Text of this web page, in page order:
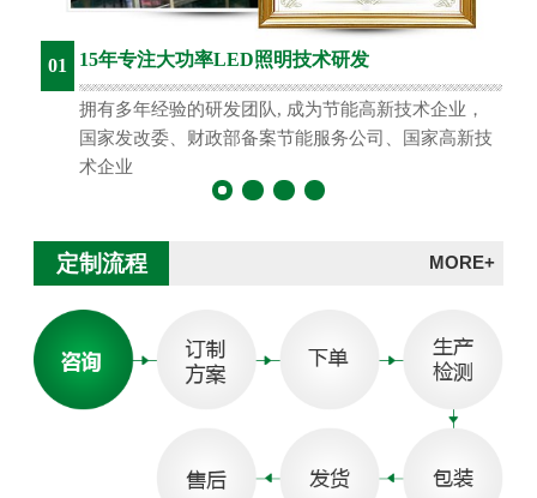
01 15年专注大功率LED照明技术研发
拥有多年经验的研发团队, 成为节能高新技术企业，
国家发改委、财政部备案节能服务公司、国家高新技
术企业
定制流程 MORE+